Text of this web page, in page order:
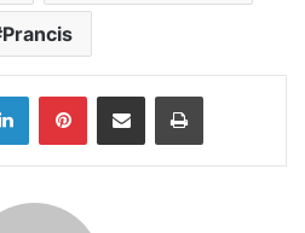
Prancis
LinkedInPinterestShare via Email Print